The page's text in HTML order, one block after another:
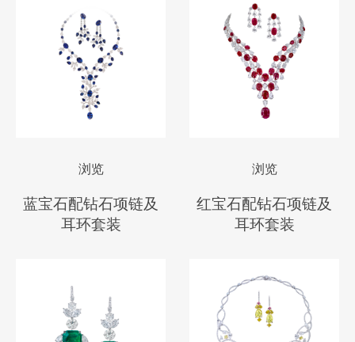
浏览
蓝宝石配钻石项链及
耳环套装
浏览
红宝石配钻石项链及
耳环套装